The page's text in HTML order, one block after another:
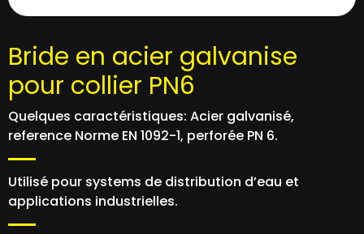
Bride en acier galvanise
pour collier PN6
Quelques caractéristiques: Acier galvanisé,
reference Norme EN 1092-1, perforée PN 6.
Utilisé pour systems de distribution d’eau et
applications industrielles.